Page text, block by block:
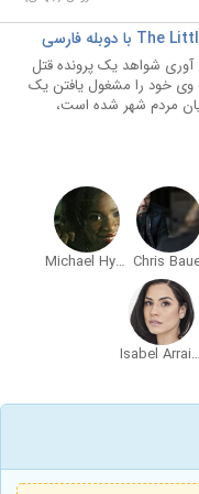
شواهد یک پرونده قتل
خود را مشغول یافتن یک
مردم شهر شده است،
Chris
Michael Hyatt
Isabel Arraiza